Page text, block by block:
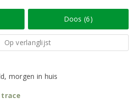
Doos (6)
Op verlanglijst
morgen in huis